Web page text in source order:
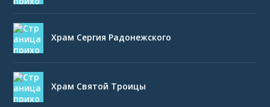
Храм Сергия Радонежского
Храм Святой Троицы